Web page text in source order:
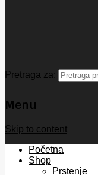
Pretraga za:
Menu
Skip to content
Početna
Shop
Prstenje